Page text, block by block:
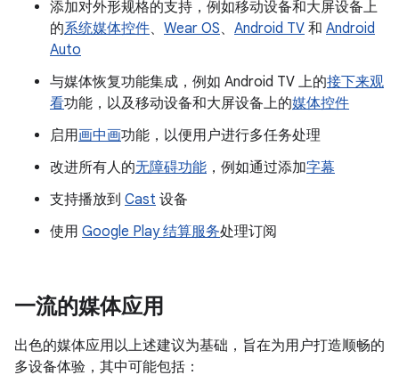
添加对外形规格的支持，例如移动设备和大屏设备上
的系统媒体控件、 Wear OS、 Android TV 和 Android
Auto
与媒体恢复功能集成，例如 Android TV 上的接下来观
看功能，以及移动设备和大屏设备上的媒体控件
启用画中画功能，以便用户进行多任务处理
改进所有人的无障碍功能 ，例如通过添加字幕
支持播放到 Cast 设备
使用 Google Play 结算服务处理订阅
一流的媒体应用
出色的媒体应用以上述建议为基础，旨在为用户打造顺畅的
多设备体验，其中可能包括：